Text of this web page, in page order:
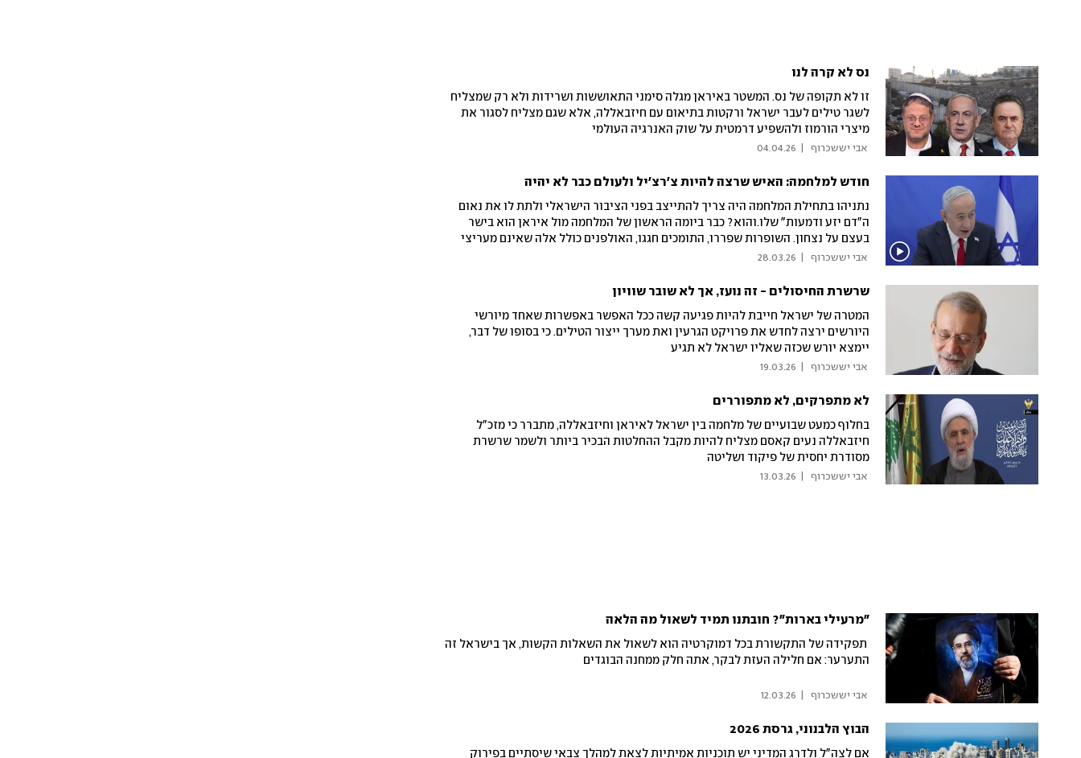
נס לא קרה לנו
זו לא תקופה של נס. המשטר באיראן מגלה סימני התאוששות ושרידות ולא רק שמצליח
לשגר טילים לעבר ישראל ורקטות בתיאום עם חיזבאללה, אלא שגם מצליח לסגור את
מיצרי הורמוז ולהשפיע דרמטית על שוק האנרגיה העולמי
אבי יששכרוף 04.04.26
חודש למלחמה: האיש שרצה להיות צ'רצ'יל ולעולם כבר לא יהיה
נתניהו בתחילת המלחמה היה צריך להתייצב בפני הציבור הישראלי ולתת לו את נאום
ה"דם יזע ודמעות" שלו.והוא? כבר ביומה הראשון של המלחמה מול איראן הוא בישר
בעצם על נצחון. השופרות שפררו, התומכים חגגו, האולפנים כולל אלה שאינם מעריצי
ביבי שרופים יצאו מגדרם
אבי יששכרוף 28.03.26
שרשרת החיסולים - זה נועז, אך לא שובר שוויון
המטרה של ישראל חייבת להיות פגיעה קשה ככל האפשר באפשרות שאחד מיורשי
היורשים ירצה לחדש את פרויקט הגרעין ואת מערך ייצור הטילים. כי בסופו של דבר,
יימצא יורש שכזה שאליו ישראל לא תגיע
אבי יששכרוף 19.03.26
לא מתפרקים, לא מתפוררים
בחלוף כמעט שבועיים של מלחמה בין ישראל לאיראן וחיזבאללה, מתברר כי מזכ"ל
חיזבאללה נעים קאסם מצליח להיות מקבל ההחלטות הבכיר ביותר ולשמר שרשרת
מסודרת יחסית של פיקוד ושליטה
אבי יששכרוף 13.03.26
"מרעילי בארות"? חובתנו תמיד לשאול מה הלאה
תפקידה של התקשורת בכל דמוקרטיה הוא לשאול את השאלות הקשות, אך בישראל זה
התערער: אם חלילה העזת לבקר, אתה חלק ממחנה הבוגדים
אבי יששכרוף 12.03.26
הבוץ הלבנוני, גרסת 2026
אם לצה"ל ולדרג המדיני יש תוכניות אמיתיות לצאת למהלך צבאי שיסתיים בפירוק